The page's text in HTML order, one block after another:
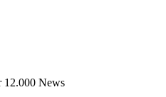
12.000 News